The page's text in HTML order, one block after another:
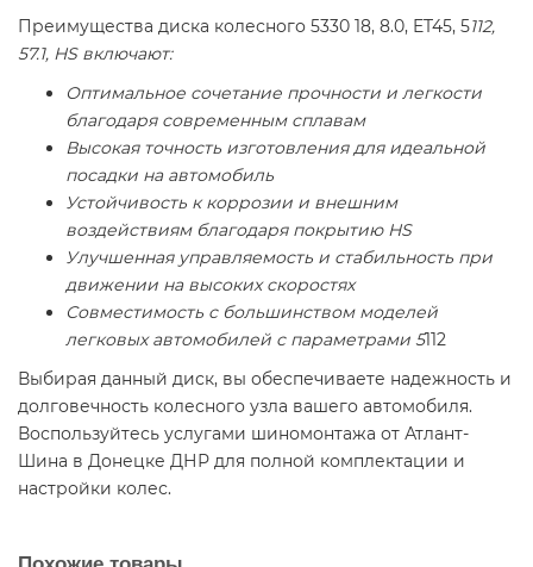
Преимущества диска колесного 5330 18, 8.0, ET45, 5112,
57.1, HS включают:
Оптимальное сочетание прочности и легкости
благодаря современным сплавам
Высокая точность изготовления для идеальной
посадки на автомобиль
Устойчивость к коррозии и внешним
воздействиям благодаря покрытию HS
Улучшенная управляемость и стабильность при
движении на высоких скоростях
Совместимость с большинством моделей
легковых автомобилей с параметрами 5112
Выбирая данный диск, вы обеспечиваете надежность и
долговечность колесного узла вашего автомобиля.
Воспользуйтесь услугами шиномонтажа от Атлант-
Шина в Донецке ДНР для полной комплектации и
настройки колес.